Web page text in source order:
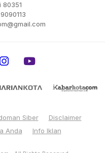
80351
Siber
Disclaimer
Anda Info Iklan